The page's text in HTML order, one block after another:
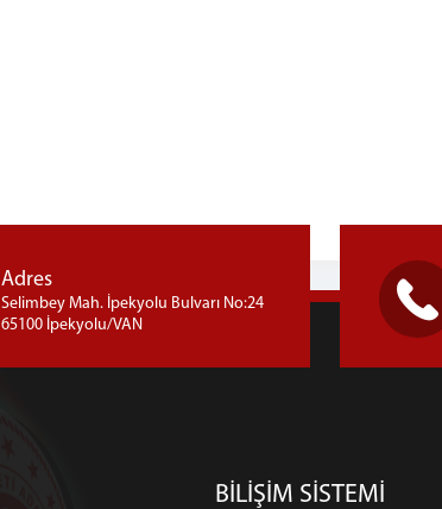
Adres
Selimbey Mah. İpekyolu Bulvarı No:24
65100 İpekyolu/VAN
BİLİŞİM SİSTEMİ